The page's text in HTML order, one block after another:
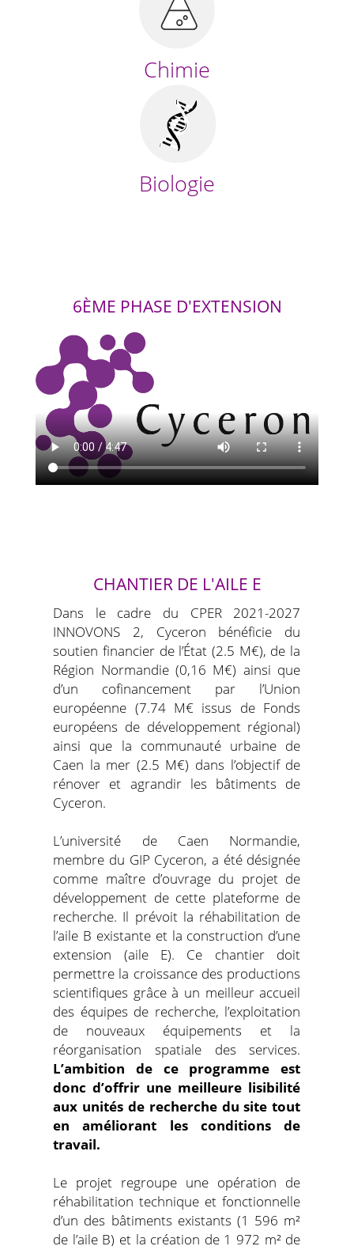
Chimie
Biologie
6ÈME PHASE D'EXTENSION
CHANTIER DE L'AILE E
Dans le cadre du CPER 2021-2027
INNOVONS 2, Cyceron bénéficie du
soutien financier de l’État (2.5 M€), de la
Région Normandie (0,16 M€) ainsi que
d’un cofinancement par l’Union
européenne (7.74 M€ issus de Fonds
européens de développement régional)
ainsi que la communauté urbaine de
Caen la mer (2.5 M€) dans l’objectif de
rénover et agrandir les bâtiments de
Cyceron.
L’université de Caen Normandie,
membre du GIP Cyceron, a été désignée
comme maître d’ouvrage du projet de
développement de cette plateforme de
recherche. Il prévoit la réhabilitation de
l’aile B existante et la construction d’une
extension (aile E). Ce chantier doit
permettre la croissance des productions
scientifiques grâce à un meilleur accueil
des équipes de recherche, l’exploitation
de nouveaux équipements et la
réorganisation spatiale des services.
L’ambition de ce programme est
donc d’offrir une meilleure lisibilité
aux unités de recherche du site tout
en améliorant les conditions de
travail.
Le projet regroupe une opération de
réhabilitation technique et fonctionnelle
d’un des bâtiments existants (1 596 m²
de l’aile B) et la création de 1 972 m² de